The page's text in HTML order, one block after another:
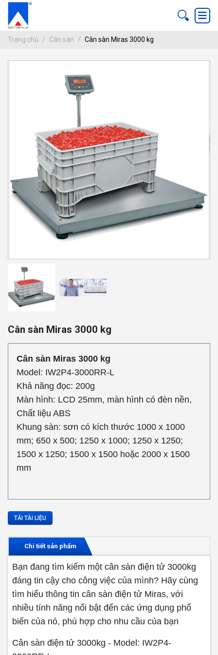
Trang chủ Cân sàn Cân sàn Miras 3000 kg
Cân sàn Miras 3000 kg
Cân sàn Miras 3000 kg
Model: IW2P4-3000RR-L
Khả năng đọc: 200g
Màn hình: LCD 25mm, màn hình có đèn nền,
Chất liệu ABS
Khung sàn: sơn có kích thước 1000 x 1000
mm; 650 x 500; 1250 x 1000; 1250 x 1250;
1500 x 1250; 1500 x 1500 hoặc 2000 x 1500
mm
TẢI TÀI LIỆU
Chi tiết sản phẩm
Bạn đang tìm kiếm một cân sàn điện tử 3000kg
đáng tin cậy cho công việc của mình? Hãy cùng
tìm hiểu thông tin cân sàn điện tử Miras, với
nhiều tính năng nổi bật đến các ứng dụng phổ
biến của nó, phù hợp cho nhu cầu của bạn
Cân sàn điện tử 3000kg - Model: IW2P4-